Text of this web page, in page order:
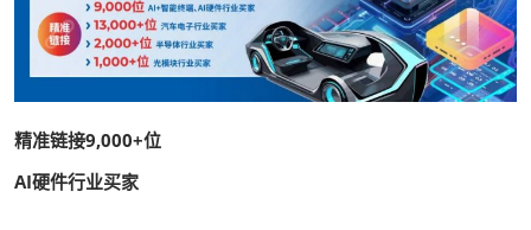
精准链接9,000+位
AI硬件行业买家